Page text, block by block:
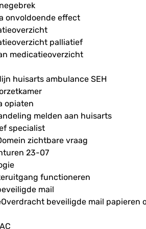
onvoldoende effect
palliatief
medicatieoverzicht
huisarts ambulance SEH
opiaten
melden aan huisarts
specialist
zichtbare vraag
23-07
functioneren
mail
beveiligde mail papieren